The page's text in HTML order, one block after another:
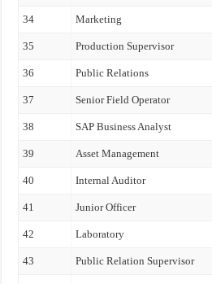
34 Marketing
35 Production Supervisor
36 Public Relations
37 Senior Field Operator
38 SAP Business Analyst
39 Asset Management
40 Internal Auditor
41 Junior Officer
42 Laboratory
43 Public Relation Supervisor